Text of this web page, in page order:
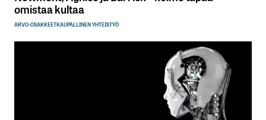
omistaa kultaa
ARVO-OSAKKEETKAUPALLINEN YHTEISTYÖ